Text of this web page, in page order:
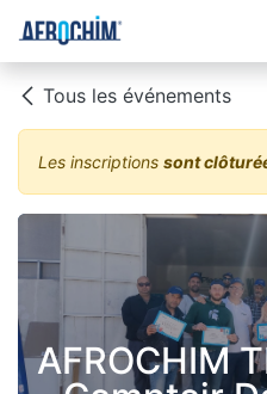
Se rendre au contenu
Tous les événements
Les inscriptions sont
AFROCHIM